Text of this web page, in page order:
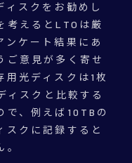
ィスクをお勧めし
考えるとLTOは厳
ンケート結果にあ
ご意見が多く寄せ
用光ディスクは1枚
ィスクと比較する
で、例えば10TBの
スクに記録すると